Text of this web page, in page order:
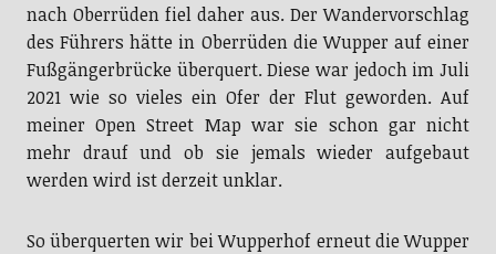
nach Oberrüden fiel daher aus. Der Wandervorschlag
des Führers hätte in Oberrüden die Wupper auf einer
Fußgängerbrücke überquert. Diese war jedoch im Juli
2021 wie so vieles ein Ofer der Flut geworden. Auf
meiner Open Street Map war sie schon gar nicht
mehr drauf und ob sie jemals wieder aufgebaut
werden wird ist derzeit unklar.
So überquerten wir bei Wupperhof erneut die Wupper